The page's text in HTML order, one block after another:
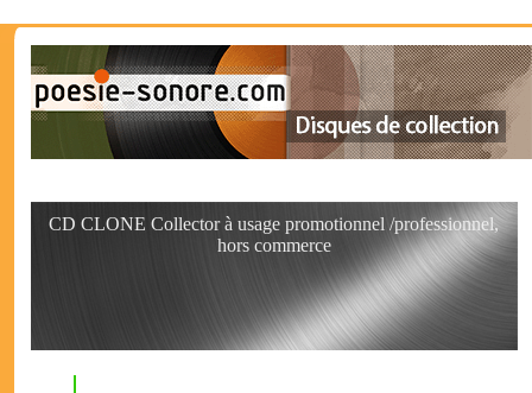
CD CLONE Collector à usage promotionnel /professionnel,
hors commerce